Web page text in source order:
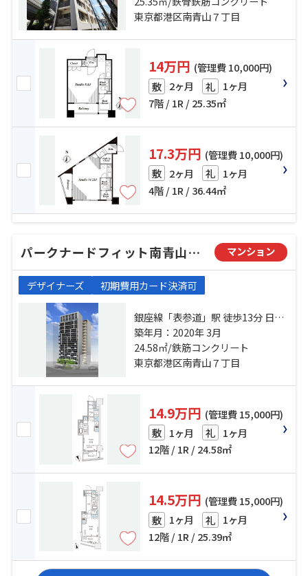
東京都港区南青山７丁目
14万円 (管理費 10,000円)
敷 2ヶ月 礼 1ヶ月
7階 / 1R / 25.35㎡
17.3万円 (管理費 10,000円)
敷 2ヶ月 礼 1ヶ月
4階 / 1R / 36.44㎡
パークナードフィット南青山Ｖｉｓｔａ マンション
デザイナーズ 初期費用カード決済可
銀座線「表参道」駅 徒歩13分 日比
谷線「広尾」駅 徒歩15分 千代田線
「乃木坂」駅 徒歩18分
築年月：2020年 3月
24.58㎡/鉄筋コンクリート
東京都港区南青山７丁目
14.9万円 (管理費 15,000円)
敷 1ヶ月 礼 1ヶ月
12階 / 1R / 24.58㎡
14.5万円 (管理費 15,000円)
敷 1ヶ月 礼 1ヶ月
12階 / 1R / 25.39㎡